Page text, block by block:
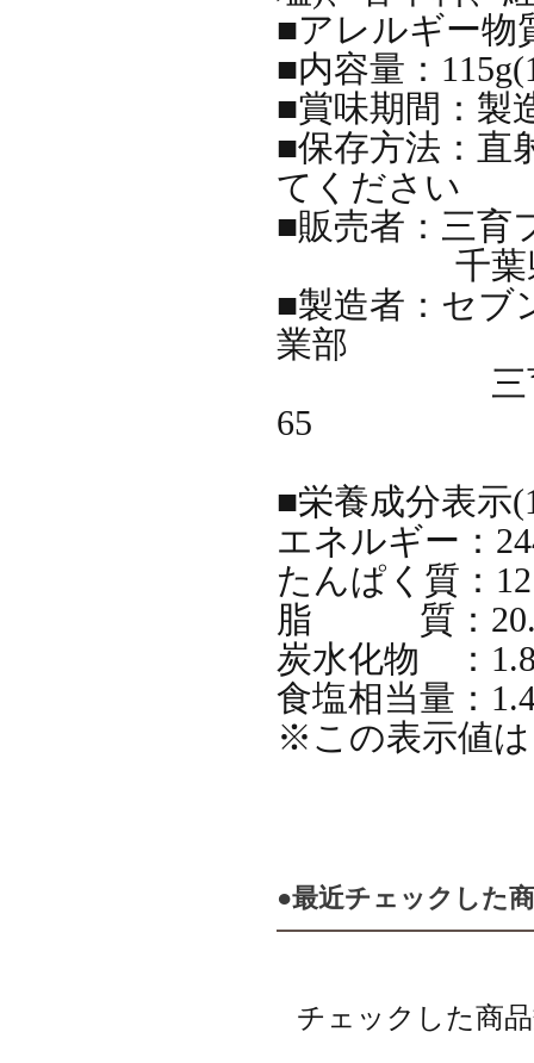
■アレルギー
■内容量：
■賞味期間
■保存方法：直
てくださ
■販売者：
千葉県袖
■製造者：セブ
業部
三育フー
65
■栄養成分表
エネルギー
たんぱく質
脂 質：
炭水化物
食塩相当量
※この表示
●最近チェックした
チェックした商